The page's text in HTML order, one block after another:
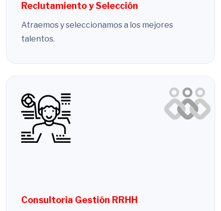
Reclutamiento y Selección
Atraemos y seleccionamos a los mejores
talentos.
Consultoria Gestión RRHH